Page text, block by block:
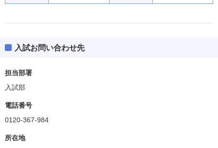
入試お問い合わせ先
担当部署
入試部
電話番号
0120-367-984
所在地